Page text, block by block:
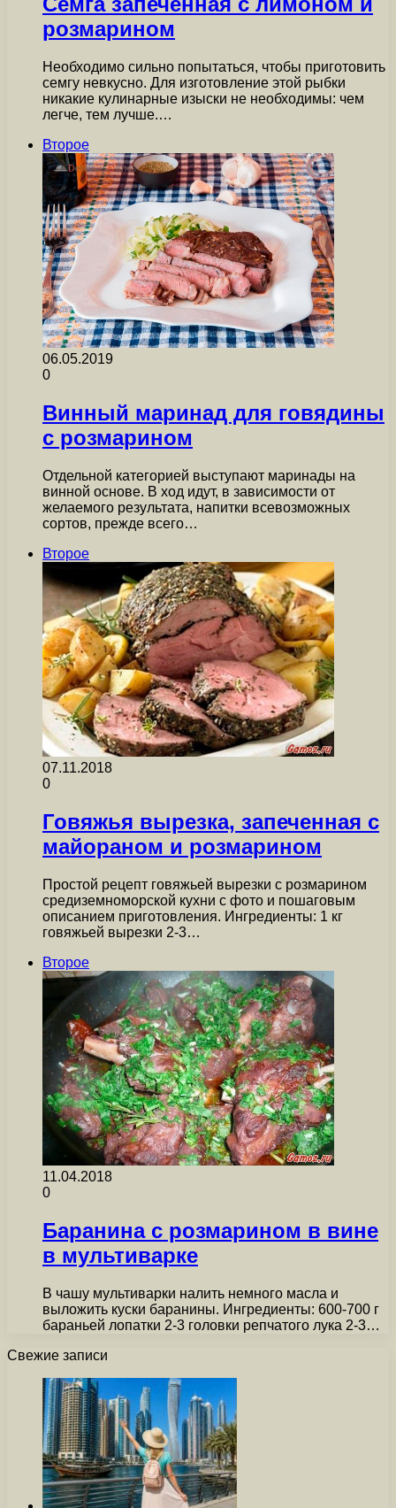
розмарином
Необходимо сильно попытаться, чтобы приготовить
семгу невкусно. Для изготовление этой рыбки
никакие кулинарные изыски не необходимы: чем
легче, тем лучше.…
Второе
06.05.2019
0
Винный маринад для говядины
с розмарином
Отдельной категорией выступают маринады на
винной основе. В ход идут, в зависимости от
желаемого результата, напитки всевозможных
сортов, прежде всего…
Второе
07.11.2018
0
Говяжья вырезка, запеченная с
майораном и розмарином
Простой рецепт говяжьей вырезки с розмарином
средиземноморской кухни с фото и пошаговым
описанием приготовления. Ингредиенты: 1 кг
говяжьей вырезки 2-3…
Второе
11.04.2018
0
Баранина с розмарином в вине
в мультиварке
В чашу мультиварки налить немного масла и
выложить куски баранины. Ингредиенты: 600-700 г
бараньей лопатки 2-3 головки репчатого лука 2-3…
Свежие записи